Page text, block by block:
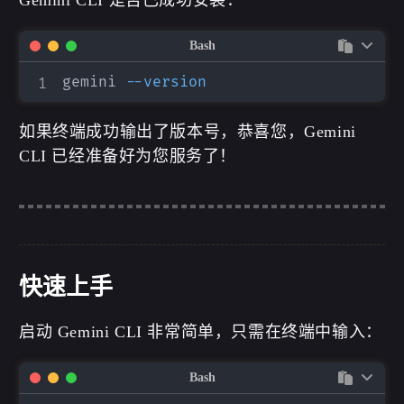
gemini --version
Bash
如果终端成功输出了版本号，恭喜您，Gemini
CLI 已经准备好为您服务了！
快速上手
启动 Gemini CLI 非常简单，只需在终端中输入：
Bash